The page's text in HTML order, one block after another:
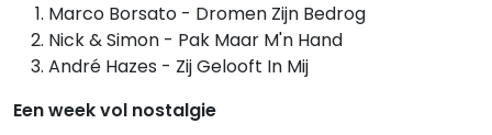
Marco Borsato - Dromen Zijn Bedrog
Nick & Simon - Pak Maar M'n Hand
André Hazes - Zij Gelooft In Mij
Een week vol nostalgie